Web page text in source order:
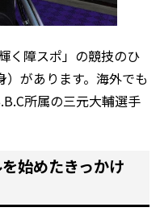
く障スポ」の競技のひ
）があります。海外でも
所属の三元大輔選手
始めたきっかけ